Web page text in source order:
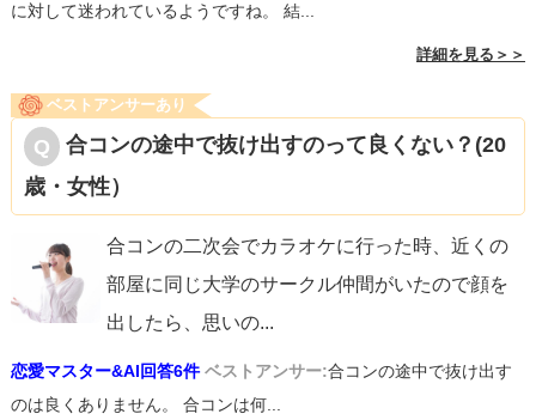
に対して迷われているようですね。 結...
詳細を見る＞＞
ベストアンサーあり
合コンの途中で抜け出すのって良くない？(20
歳・女性）
合コンの二次会でカラオケに行った時、近くの
部屋に同じ大学のサークル仲間がいたので顔を
出したら、思いの...
恋愛マスター&AI回答6件 ベストアンサー:合コンの途中で抜け出す
のは良くありません。 合コンは何...